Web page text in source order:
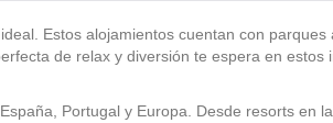
Estos alojamientos cuentan con parques
de relax y diversión te espera en estos
Portugal y Europa. Desde resorts en